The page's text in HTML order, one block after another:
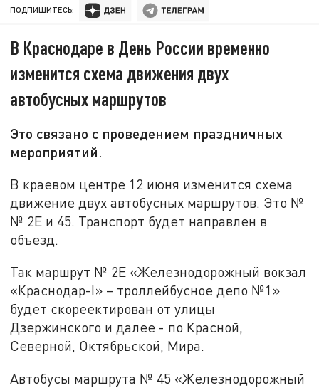
ПОДПИШИТЕСЬ:
В Краснодаре в День России временно
изменится схема движения двух
автобусных маршрутов
Это связано с проведением праздничных
мероприятий.
В краевом центре 12 июня изменится схема
движение двух автобусных маршрутов. Это №
№ 2Е и 45. Транспорт будет направлен в
объезд.
Так маршрут № 2Е «Железнодорожный вокзал
«Краснодар-I» – троллейбусное депо №1»
будет скореектирован от улицы
Дзержинского и далее - по Красной,
Северной, Октябрьской, Мира.
Автобусы маршрута № 45 «Железнодорожный